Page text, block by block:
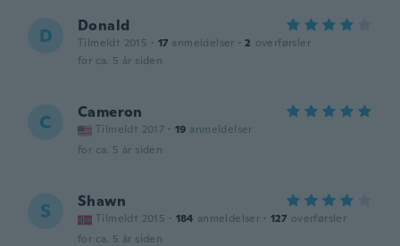
D Donald
Tilmeldt 2015 · 17 anmeldelser · 2 overførsler
for ca. 5 år siden
C Cameron
Tilmeldt 2017 · 19 anmeldelser
for ca. 5 år siden
S Shawn
Tilmeldt 2015 · 184 anmeldelser · 127 overførsler
for ca. 5 år siden